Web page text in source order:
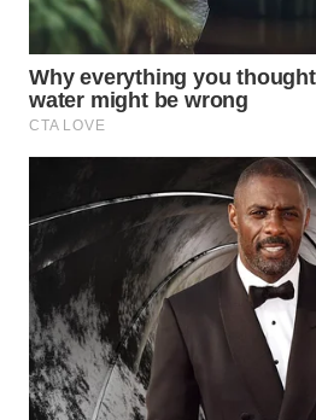
WN
LABUHANBATU
WN
TAPANULI
WN DELI
SERDANG
WN
TEBING
TINGGI